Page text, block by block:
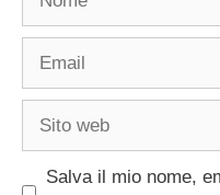
Email
Sito
Salva il mio nome,